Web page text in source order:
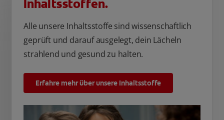
Inhaltsstoffen.
Alle unsere Inhaltsstoffe sind wissenschaftlich
geprüft und darauf ausgelegt, dein Lächeln
strahlend und gesund zu halten.
Erfahre mehr über unsere Inhaltsstoffe